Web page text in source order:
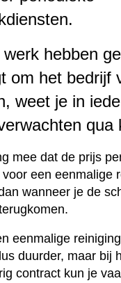
hebben
om het bedrijf
weet je in
qua
mee dat de prijs
een eenmalige
wanneer je de
eenmalige
duurder, maar bij
contract kun je